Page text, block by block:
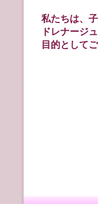
私たちは、
ドレナージ
目的として